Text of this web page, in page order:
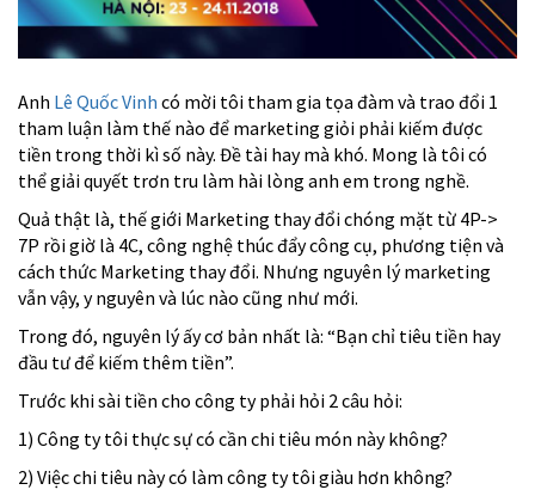
Anh Lê Quốc Vinh có mời tôi tham gia tọa đàm và trao đổi 1
tham luận làm thế nào để marketing giỏi phải kiếm được
tiền trong thời kì số này. Đề tài hay mà khó. Mong là tôi có
thể giải quyết trơn tru làm hài lòng anh em trong nghề.
Quả thật là, thế giới Marketing thay đổi chóng mặt từ 4P->
7P rồi giờ là 4C, công nghệ thúc đẩy công cụ, phương tiện và
cách thức Marketing thay đổi. Nhưng nguyên lý marketing
vẫn vậy, y nguyên và lúc nào cũng như mới.
Trong đó, nguyên lý ấy cơ bản nhất là: “Bạn chỉ tiêu tiền hay
đầu tư để kiếm thêm tiền”.
Trước khi sài tiền cho công ty phải hỏi 2 câu hỏi:
1) Công ty tôi thực sự có cần chi tiêu món này không?
2) Việc chi tiêu này có làm công ty tôi giàu hơn không?